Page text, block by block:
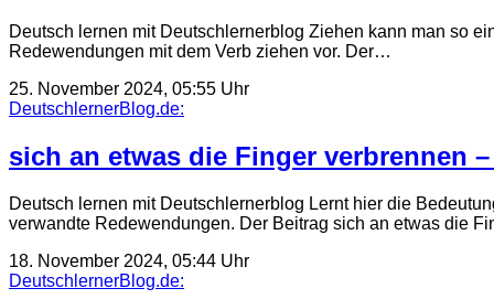
Deutsch lernen mit Deutschlernerblog Ziehen kann man so
Redewendungen mit dem Verb ziehen vor. Der…
25. November 2024, 05:55 Uhr
DeutschlernerBlog.de:
sich an etwas die Finger verbrennen
Deutsch lernen mit Deutschlernerblog Lernt hier die
verwandte Redewendungen. Der Beitrag sich an etwas die
18. November 2024, 05:44 Uhr
DeutschlernerBlog.de: